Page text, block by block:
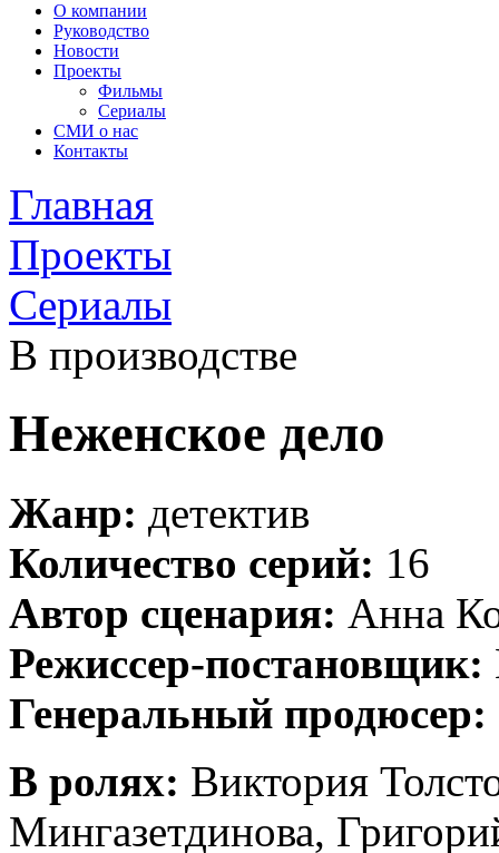
О компании
Руководство
Новости
Проекты
Фильмы
Сериалы
СМИ о нас
Контакты
Главная
Проекты
Сериалы
В производстве
Неженское дело
Жанр: детектив
Количество серий: 16
Автор сценария: Анна
Режиссер-постановщик:
Генеральный продюсер:
В ролях: Виктория
Мингазетдинова,